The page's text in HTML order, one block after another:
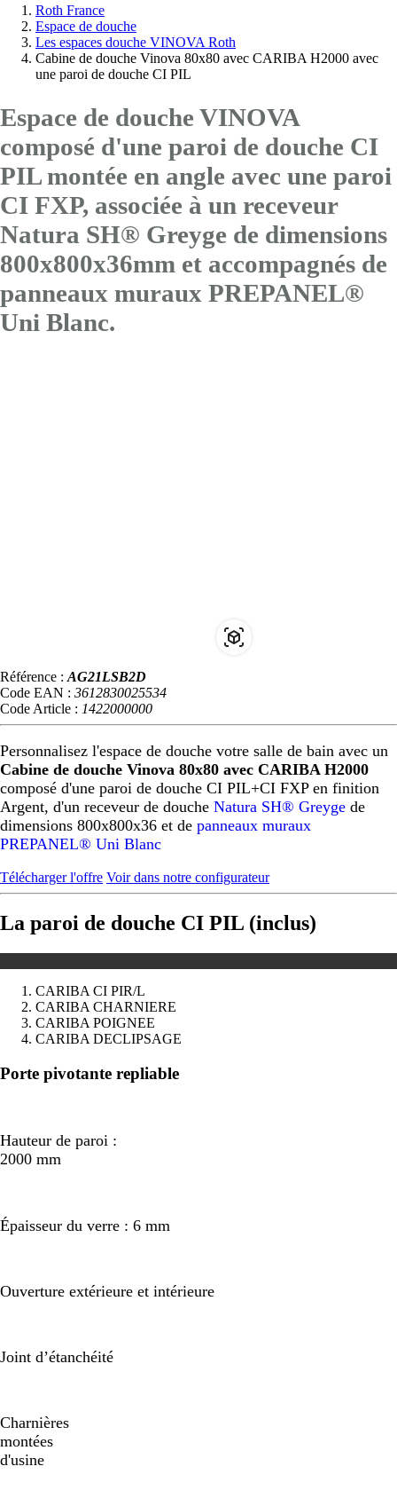
Vous
êtes
Roth France
Espace de douche
Les espaces douche VINOVA Roth
Cabine de douche Vinova 80x80 avec CARIBA H2000 avec
une paroi de douche CI PIL
Espace de douche VINOVA
composé d'une paroi de douche CI
PIL montée en angle avec une paroi
CI FXP, associée à un receveur
Natura SH® Greyge de dimensions
800x800x36mm et accompagnés de
panneaux muraux PREPANEL®
Uni Blanc.
Référence : AG21LSB2D
Code EAN : 3612830025534
Code Article : 1422000000
Personnalisez l'espace de douche votre salle de bain avec un
Cabine de douche Vinova 80x80 avec CARIBA H2000
composé d'une paroi de douche CI PIL+CI FXP en finition
Argent, d'un receveur de douche Natura SH® Greyge de
dimensions 800x800x36 et de panneaux muraux
PREPANEL® Uni Blanc
Télécharger l'offre Voir dans notre configurateur
La paroi de douche CI PIL (inclus)
CARIBA CI PIR/L
CARIBA CHARNIERE
CARIBA POIGNEE
CARIBA DECLIPSAGE
Précédent
Suivant
Porte pivotante repliable
Hauteur de paroi :
2000 mm
Épaisseur du verre : 6 mm
Ouverture extérieure et intérieure
Joint d’étanchéité
Charnières
montées
d'usine